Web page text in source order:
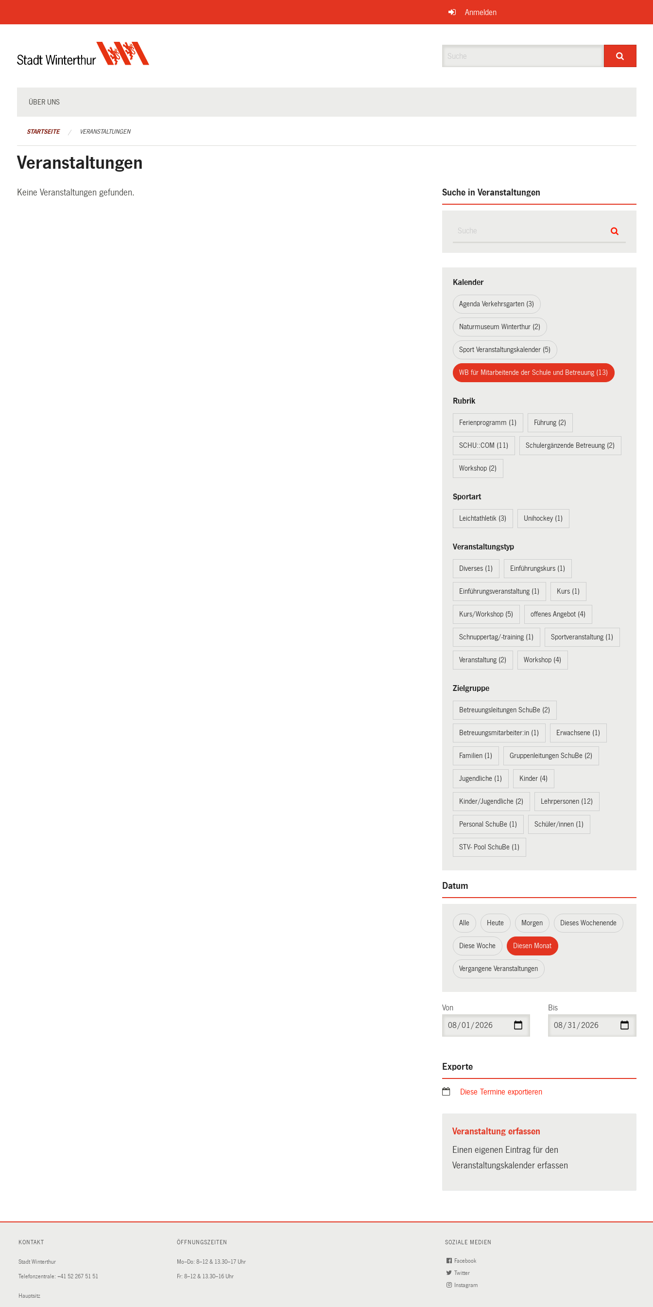
überspringen
Anmelden
ÜBER UNS
STARTSEITE VERANSTALTUNGEN
Veranstaltungen
Keine Veranstaltungen gefunden. Suche in Veranstaltungen
Kalender
Agenda Verkehrsgarten (3)
Naturmuseum Winterthur (2)
Sport Veranstaltungskalender (5)
WB für Mitarbeitende der Schule und Betreuung (13)
Rubrik
Ferienprogramm (1) Führung (2)
SCHU::COM (11) Schulergänzende Betreuung (2)
Workshop (2)
Sportart
Leichtathletik (3) Unihockey (1)
Veranstaltungstyp
Diverses (1) Einführungskurs (1)
Einführungsveranstaltung (1) Kurs (1)
Kurs/Workshop (5) offenes Angebot (4)
Schnuppertag/-training (1) Sportveranstaltung (1)
Veranstaltung (2) Workshop (4)
Zielgruppe
Betreuungsleitungen SchuBe (2)
Betreuungsmitarbeiter:in (1) Erwachsene (1)
Familien (1) Gruppenleitungen SchuBe (2)
Jugendliche (1) Kinder (4)
Kinder/Jugendliche (2) Lehrpersonen (12)
Personal SchuBe (1) Schüler/innen (1)
STV- Pool SchuBe (1)
Datum
Alle Heute Morgen Dieses Wochenende
Diese Woche Diesen Monat
Vergangene Veranstaltungen
Von Bis
Exporte
Diese Termine exportieren
Veranstaltung erfassen
Einen eigenen Eintrag für den
Veranstaltungskalender erfassen
KONTAKT
Stadt Winterthur
Telefonzentrale: +41 52 267 51 51
Hauptsitz
ÖFFNUNGSZEITEN
Mo–Do: 8–12 & 13.30–17 Uhr
Fr: 8–12 & 13.30–16 Uhr
SOZIALE MEDIEN
Facebook
Twitter
Link)
Instagram